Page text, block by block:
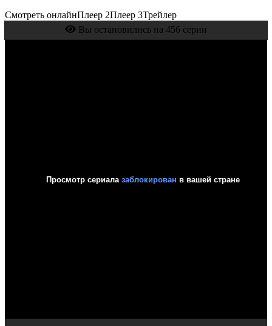
Смотреть онлайнПлеер 2Плеер 3Трейлер
Вы остановились на 456 серии